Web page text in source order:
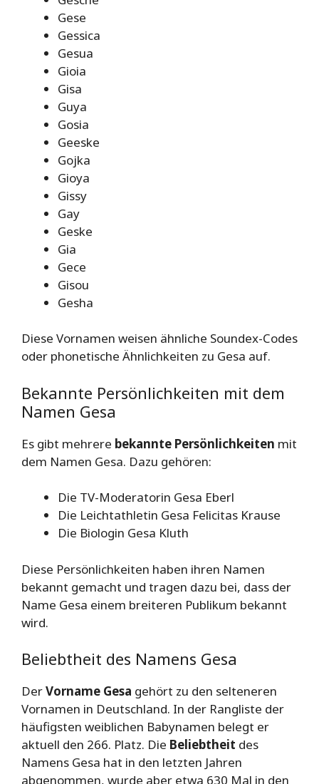
Gese
Gessica
Gesua
Gioia
Gisa
Guya
Gosia
Geeske
Gojka
Gioya
Gissy
Gay
Geske
Gia
Gece
Gisou
Gesha
Diese Vornamen weisen ähnliche Soundex-Codes
oder phonetische Ähnlichkeiten zu Gesa auf.
Bekannte Persönlichkeiten mit dem
Namen Gesa
Es gibt mehrere bekannte Persönlichkeiten mit
dem Namen Gesa. Dazu gehören:
Die TV-Moderatorin Gesa Eberl
Die Leichtathletin Gesa Felicitas Krause
Die Biologin Gesa Kluth
Diese Persönlichkeiten haben ihren Namen
bekannt gemacht und tragen dazu bei, dass der
Name Gesa einem breiteren Publikum bekannt
wird.
Beliebtheit des Namens Gesa
DerVorname Gesa gehört zu den selteneren
Vornamen in Deutschland. In der Rangliste der
häufigsten weiblichen Babynamen belegt er
aktuell den 266. Platz. Die Beliebtheit des
Namens Gesa hat in den letzten Jahren
abgenommen, wurde aber etwa 630 Mal in den